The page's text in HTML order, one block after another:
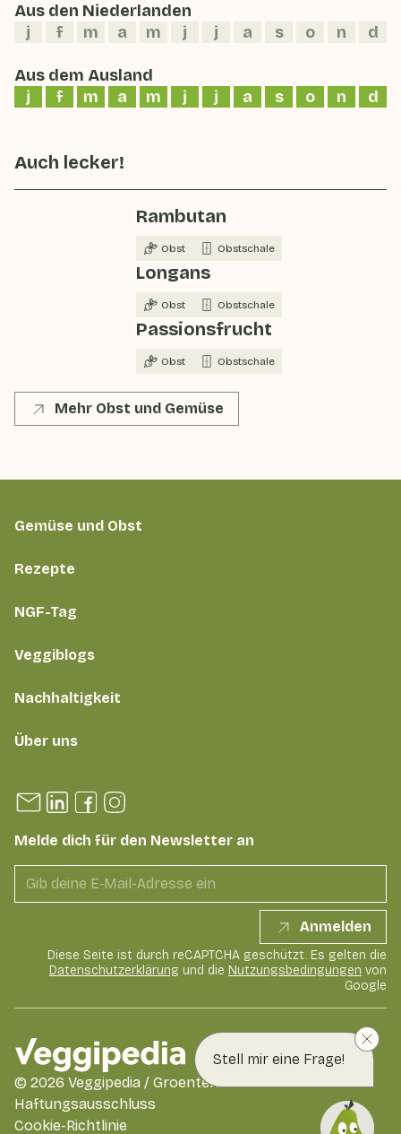
Stell mir eine Frage!
Aus den Niederlanden
j
f m a m j j a s o n d
Aus dem Ausland
j
f m a m j j a s o n d
Auch lecker!
Rambutan
Obst Obstschale
Longans
Obst Obstschale
Passionsfrucht
Obst Obstschale
Mehr Obst und Gemüse
Gemüse und Obst
Rezepte
NGF-Tag
Veggiblogs
Nachhaltigkeit
Über uns
Melde dich für den Newsletter an
Anmelden
Diese Seite ist durch reCAPTCHA geschützt. Es gelten die
Datenschutzerklärung und die Nutzungsbedingungen von
Google
Haftungsausschluss
Cookie-Richtlinie
© 2026 Veggipedia / GroentenFruit Huis